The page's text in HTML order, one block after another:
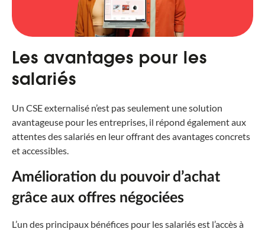
Les avantages pour les
salariés
Un CSE externalisé n’est pas seulement une solution
avantageuse pour les entreprises, il répond également aux
attentes des salariés en leur offrant des avantages concrets
et accessibles.
Amélioration du pouvoir d’achat
grâce aux offres négociées
L’un des principaux bénéfices pour les salariés est l’accès à